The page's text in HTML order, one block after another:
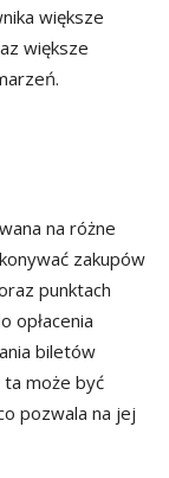
większe
większe
na różne
zakupów
punktach
opłacenia
biletów
ta może być
pozwala na jej